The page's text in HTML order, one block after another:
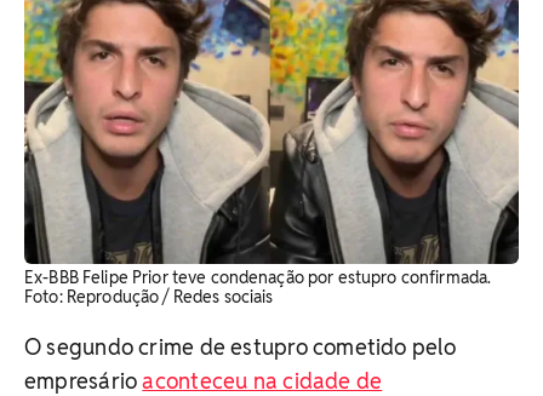
Ex-BBB Felipe Prior teve condenação por estupro confirmada.
Foto: Reprodução / Redes sociais
O segundo crime de estupro cometido pelo
empresárioaconteceu na cidade de